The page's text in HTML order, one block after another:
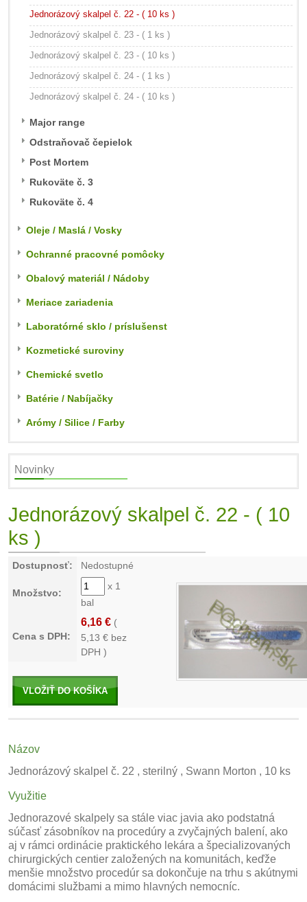
Jednorázový skalpel č. 22 - ( 10 ks )
Jednorázový skalpel č. 23 - ( 1 ks )
Jednorázový skalpel č. 23 - ( 10 ks )
Jednorázový skalpel č. 24 - ( 1 ks )
Jednorázový skalpel č. 24 - ( 10 ks )
Major range
Odstraňovač čepielok
Post Mortem
Rukoväte č. 3
Rukoväte č. 4
Oleje / Maslá / Vosky
Ochranné pracovné pomôcky
Obalový materiál / Nádoby
Meriace zariadenia
Laboratórné sklo / príslušenst
Kozmetické suroviny
Chemické svetlo
Batérie / Nabíjačky
Arómy / Silice / Farby
Novinky
Jednorázový skalpel č. 22 - ( 10
ks )
Dostupnosť: Nedostupné
Množstvo:
x 1
bal
Cena s DPH:
6,16 € (
5,13 € bez
DPH )
VLOŽIŤ DO KOŠÍKA
Názov
Jednorázový skalpel č. 22 , sterilný , Swann Morton , 10 ks
Využitie
Jednorazové skalpely sa stále viac javia ako podstatná
súčasť zásobníkov na procedúry a zvyčajných balení, ako
aj v rámci ordinácie praktického lekára a špecializovaných
chirurgických centier založených na komunitách, keďže
menšie množstvo procedúr sa dokončuje na trhu s akútnymi
domácimi službami a mimo hlavných nemocníc.